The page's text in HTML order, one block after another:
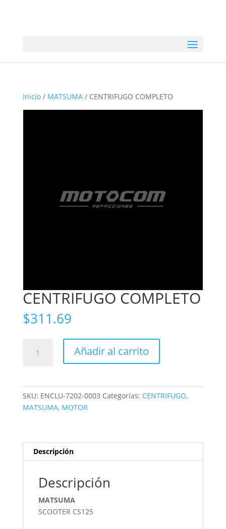
Inicio/ MATSUMA/ CENTRIFUGO COMPLETO
CENTRIFUGO COMPLETO
$311.69
COMPLETO
Añadir al carrito
SKU: ENCLU-7202-0003 Categorías: CENTRIFUGO,
MATSUMA, MOTOR
Descripción
Descripción
MATSUMA
SCOOTER CS125